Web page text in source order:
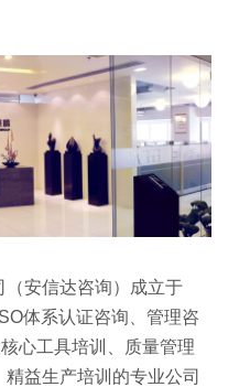
安信达咨询）成立于
体系认证咨询、管理咨
心工具培训、质量管理
益生产培训的专业公司